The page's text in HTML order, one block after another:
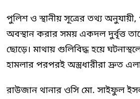
পুলিশ ও স্থানীয় সূত্রের তথ্য
অবস্থান করার সময় একদল দুর্বৃত্ত
ছোড়ে। মাথায় গুলিবিদ্ধ হয়ে
হামলার পরপরই অস্ত্রধারীরা দ্রুত
রাউজান থানার ওসি মো. সাইফুল